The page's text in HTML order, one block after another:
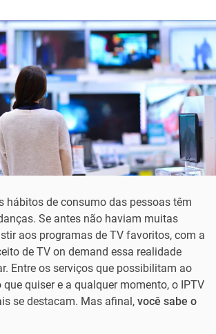
hábitos de consumo das pessoas têm
Se antes não haviam muitas
aos programas de TV favoritos, com a
de TV on demand essa realidade
Entre os serviços que possibilitam ao
quiser e a qualquer momento, o IPTV
se destacam. Mas afinal, você sabe o